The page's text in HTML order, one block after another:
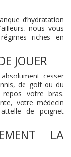
d’hydratation
nous vous
riches en
JOUER
cesser
de golf ou du
votre bras.
votre médecin
de poignet
LA